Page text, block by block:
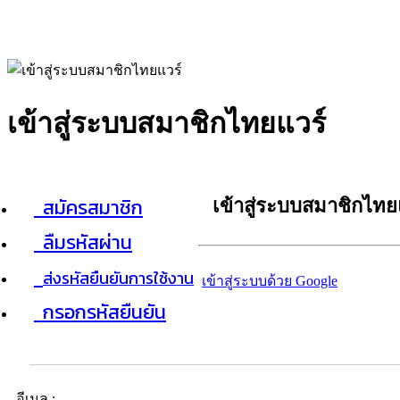
เข้าสู่ระบบสมาชิกไทยแวร์
สมัครสมาชิก
ลืมรหัสผ่าน
ส่งรหัสยืนยันการใช้งาน
กรอกรหัสยืนยัน
เข้าสู่ระบบสมาชิกไท
เข้าสู่ระบบด้วย Google